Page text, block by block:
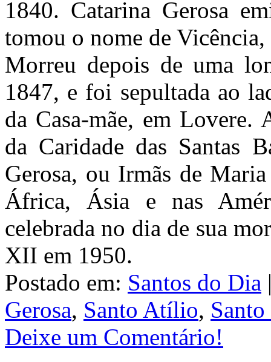
1840. Catarina Gerosa
tomou o nome de
Morreu depois de uma
1847, e foi sepultada ao
da Casa-mãe, em Lovere.
da Caridade das Santas
Gerosa, ou Irmãs de
África, Ásia e nas
celebrada no dia de sua
XII em 1950.
Postado em: Santos do Dia
Gerosa, Santo Atílio,
Deixe um Comentário!